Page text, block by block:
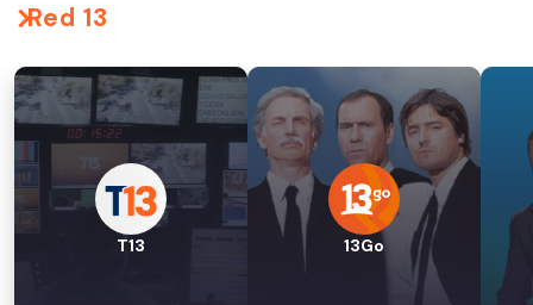
Red 13
T13 13Go